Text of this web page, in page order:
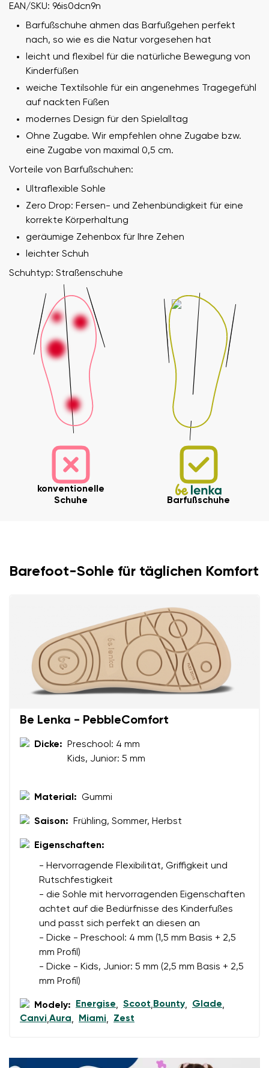
Land ändern
Lieferland auswählen
Sprache auswählen
Bestätigen
EAN/SKU: 96is0dcn9n
Barfußschuhe ahmen das Barfußgehen perfekt
nach, so wie es die Natur vorgesehen hat
leicht und flexibel für die natürliche Bewegung von
Kinderfüßen
weiche Textilsohle für ein angenehmes Tragegefühl
auf nackten Füßen
modernes Design für den Spielalltag
Ohne Zugabe. Wir empfehlen ohne Zugabe bzw.
eine Zugabe von maximal 0,5 cm.
Vorteile von Barfußschuhen:
Ultraflexible Sohle
Zero Drop: Fersen- und Zehenbündigkeit für eine
korrekte Körperhaltung
geräumige Zehenbox für Ihre Zehen
leichter Schuh
Schuhtyp: Straßenschuhe
konventionelle
Schuhe
Barfußschuhe
Barefoot-Sohle für täglichen Komfort
Be Lenka - PebbleComfort
Dicke:
Preschool: 4 mm
Kids, Junior: 5 mm
Material: Gummi
Saison: Frühling, Sommer, Herbst
Eigenschaften:
- Hervorragende Flexibilität, Griffigkeit und
Rutschfestigkeit
- die Sohle mit hervorragenden Eigenschaften
achtet auf die Bedürfnisse des Kinderfußes
und passt sich perfekt an diesen an
- Dicke - Preschool: 4 mm (1,5 mm Basis + 2,5
mm Profil)
- Dicke - Kids, Junior: 5 mm (2,5 mm Basis + 2,5
mm Profil)
Modely: Energise, Scoot, Bounty, Glade,
Canvi,Aura, Miami, Zest
Ihr Vor- und Nachname
Deine E-Mail
Variante
Ich bin mit der Verarbeitung der eingegebenen
einverstanden.
Dein Name
Bestellnummer
Textbewertung